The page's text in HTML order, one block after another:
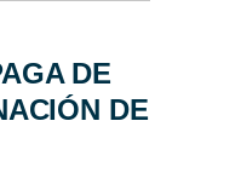
DE
DE